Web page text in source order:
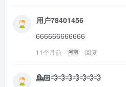
用户78401456
666666666666
11个月前 河南 回复
💁🏻💨💨💨💨💨💨💨